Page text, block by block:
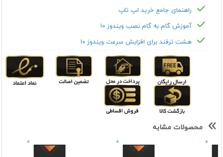
راهنمای جامع خرید لپ تاپ
آموزش گام به گام نصب ویندوز ۱۰
هشت ترفند برای افزایش سرعت ویندوز ۱۰
محصولات مشابه